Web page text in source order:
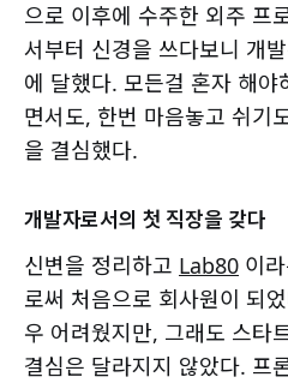
으로 이후에 수주한 외주 프
서부터 신경을 쓰다보니 개
에 달했다. 모든걸 혼자 해야
면서도, 한번 마음놓고 쉬기
을 결심했다.
개발자로서의 첫 직장을 갖다
신변을 정리하고 Lab80 이
로써 처음으로 회사원이 되
우 어려웠지만, 그래도 스타
결심은 달라지지 않았다. 프